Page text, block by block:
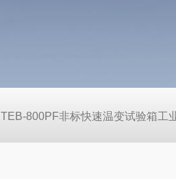
TEB-800PF非标快速温变试验箱工